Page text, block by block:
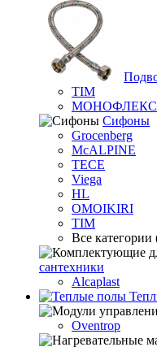
TIM
МОНОФЛЕКС
Сифоны
Grocenberg
McALPINE
TECE
Viega
HL
OMOIKIRI
TIM
Все категории
сантехники
Alcaplast
Oventrop